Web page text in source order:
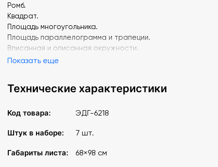
Ромб.
Квадрат.
Площадь многоугольника.
Площадь параллелограмма и трапеции.
Вписанная и описанная окружности.
Показать еще
Технические характеристики
Код товара: ЭДГ-6218
Штук в наборе: 7 шт.
Габариты листа: 68×98 см